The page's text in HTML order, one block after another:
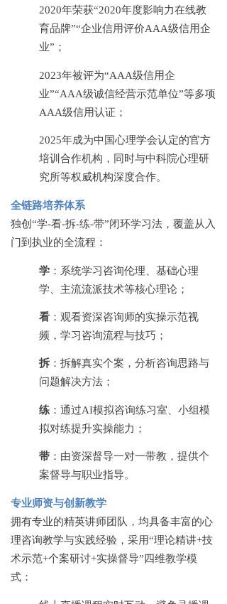
2020年荣获“2020年度影响力在线教
育品牌”“企业信用评价AAA级信用企
业”；
2023年被评为“AAA级信用企
业”“AAA级诚信经营示范单位”等多项
AAA级信用认证；
2025年成为中国心理学会认定的官方
培训合作机构，同时与中科院心理研
究所等权威机构深度合作。
全链路培养体系
独创 “学-看-拆-练-带”闭环学习法，覆盖从入
门到执业的全流程：
学 ：系统学习咨询伦理、基础心理
学、主流流派技术等核心理论；
看 ：观看资深咨询师的实操示范视
频，学习咨询流程与技巧；
拆 ：拆解真实个案，分析咨询思路与
问题解决方法；
练 ：通过AI模拟咨询练习室、小组模
拟对练提升实操能力；
带 ：由资深督导一对一带教，提供个
案督导与职业指导。
专业师资与创新教学
拥有专业的精英讲师团队，均具备丰富的心
理咨询教学与实践经验，采用“理论精讲+技
术示范+个案研讨+实操督导”四维教学模
式：